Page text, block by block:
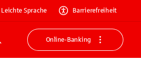
Leichte Sprache Barrierefreiheit
Suche
Online-Banking